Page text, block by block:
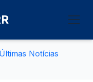
Últimas Notícias